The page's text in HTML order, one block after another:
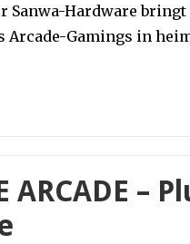
Sanwa-Hardware
Arcade-Gamings in
ARCADE –